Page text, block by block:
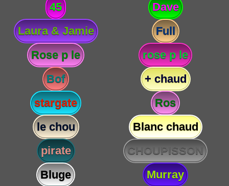
45
Dave
Laura & Jamie
Full
Rose p le
rose p le
Bof
+ chaud
stargate
Ros
le chou
Blanc chaud
pirate
CHOUPISSON
Bluge
Murray